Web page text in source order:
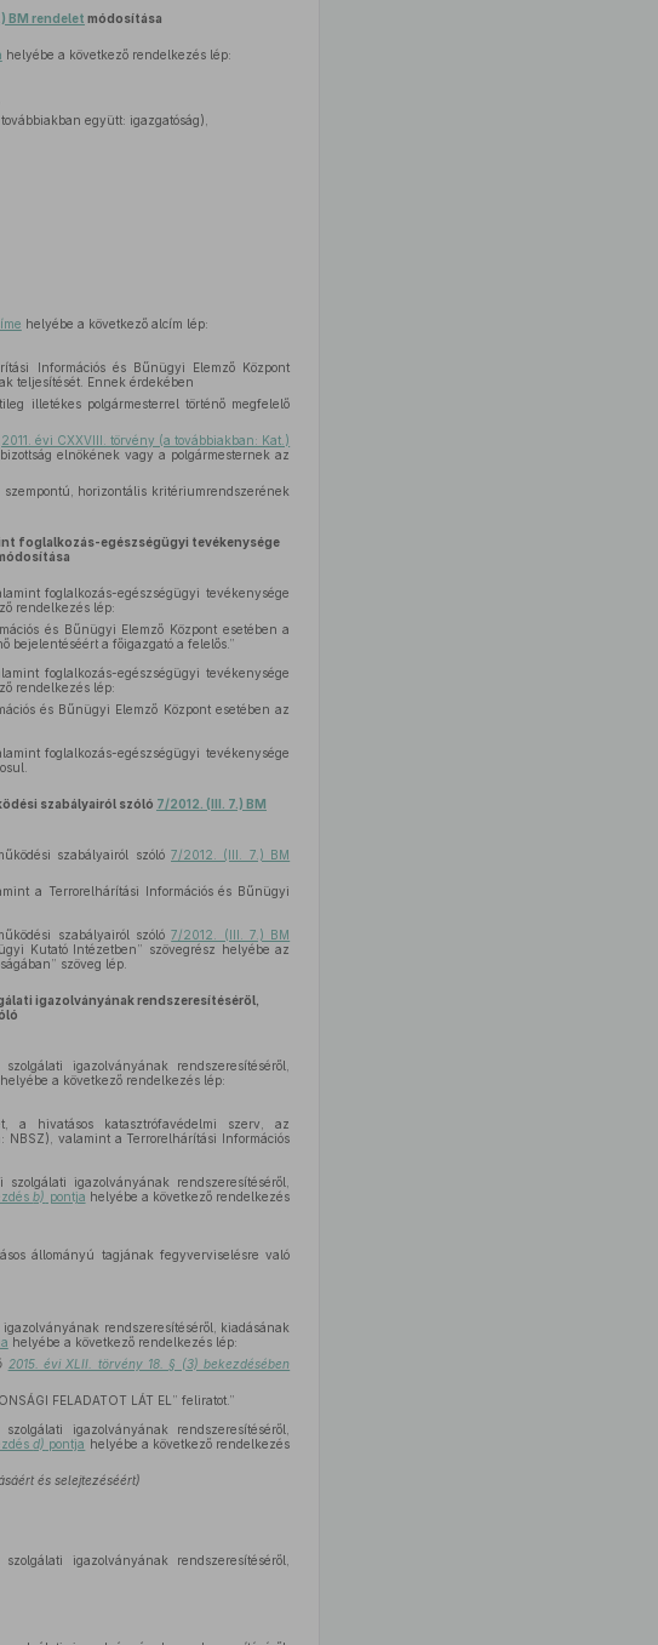
BM rendelet módosítása
helyébe a következő rendelkezés lép:
együtt: igazgatóság),
helyébe a következő alcím lép:
Információs és Bűnügyi Elemző Központ
teljesítését. Ennek érdekében
illetékes polgármesterrel történő megfelelő
2011. évi CXXVIII. törvény (a továbbiakban: Kat.)
elnökének vagy a polgármesternek az
horizontális kritériumrendszerének
foglalkozás-egészségügyi tevékenysége
foglalkozás-egészségügyi tevékenysége
rendelkezés lép:
és Bűnügyi Elemző Központ esetében a
bejelentéséért a főigazgató a felelős.”
foglalkozás-egészségügyi tevékenysége
rendelkezés lép:
és Bűnügyi Elemző Központ esetében az
foglalkozás-egészségügyi tevékenysége
szabályairól szóló 7/2012. (III. 7.) BM
szabályairól szóló 7/2012. (III. 7.) BM
a Terrorelhárítási Információs és Bűnügyi
szabályairól szóló7/2012. (III. 7.) BM
Kutató Intézetben” szövegrész helyébe az
szöveg lép.
igazolványának rendszeresítéséről,
igazolványának rendszeresítéséről,
helyébe a következő rendelkezés lép:
a hivatásos katasztrófavédelmi szerv, az
NBSZ), valamint a Terrorelhárítási Információs
igazolványának rendszeresítéséről,
b) pontja helyébe a következő rendelkezés
állományú tagjának fegyverviselésre való
rendszeresítéséről, kiadásának
helyébe a következő rendelkezés lép:
2015. évi XLII. törvény 18. § (3) bekezdésében
FELADATOT LÁT EL” feliratot.”
igazolványának rendszeresítéséről,
d) pontja helyébe a következő rendelkezés
és selejtezéséért)
igazolványának rendszeresítéséről,